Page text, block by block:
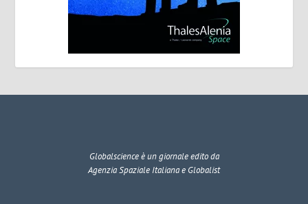
Globalscienceè un giornale edito da
Agenzia Spaziale Italiana e Globalist